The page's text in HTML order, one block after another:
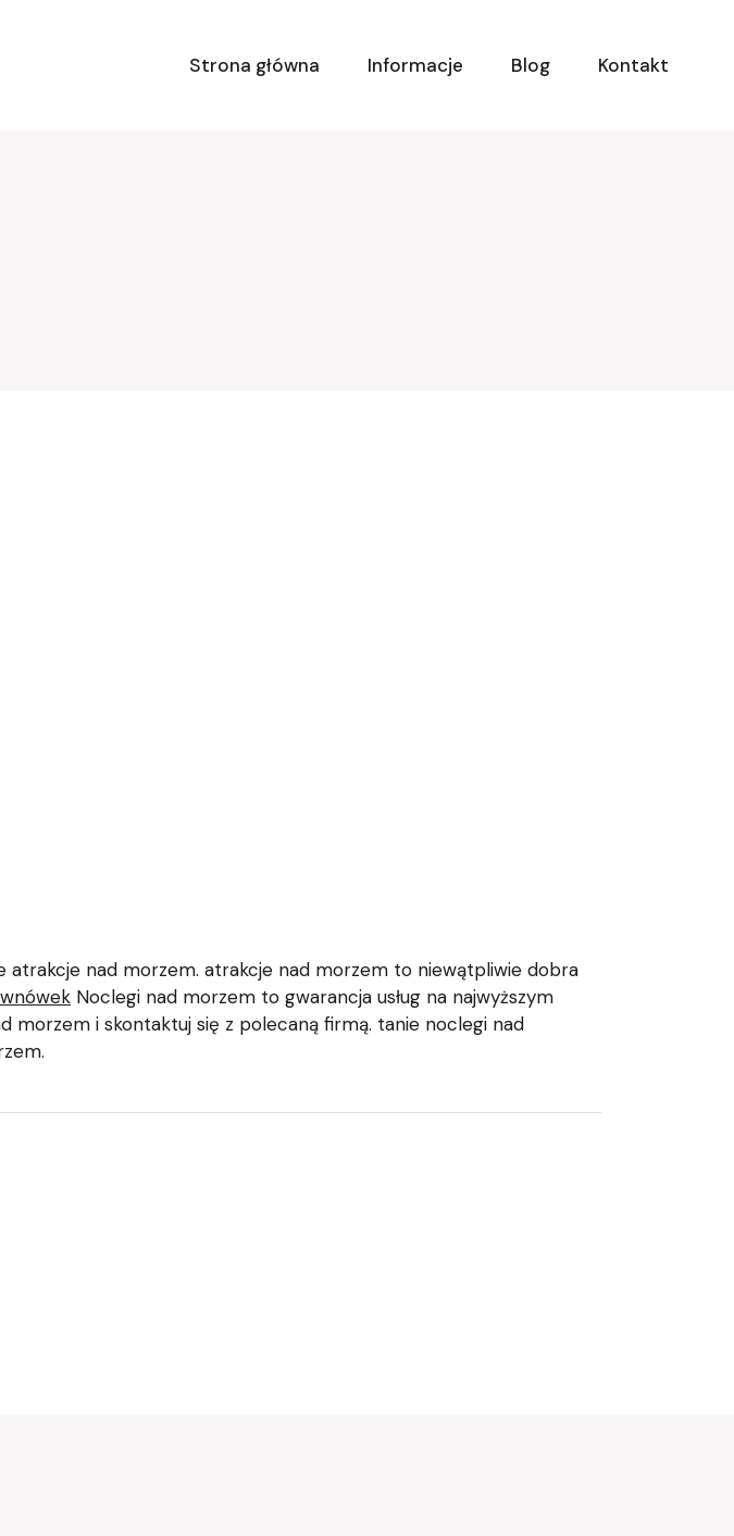
Strona główna
Informacje Blog Kontakt
atrakcje nad morzem. atrakcje nad morzem to niewątpliwie dobra
Noclegi nad morzem to gwarancja usług na najwyższym
morzem i skontaktuj się z polecaną firmą. tanie noclegi nad